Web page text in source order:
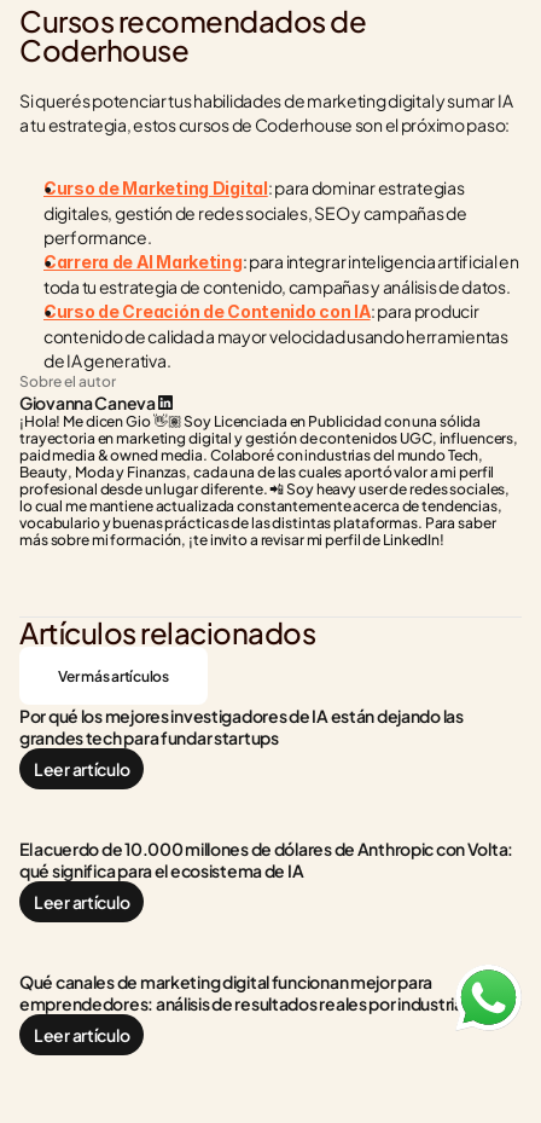
Cursos recomendados de
Coderhouse
Si querés potenciar tus habilidades de marketing digital y sumar IA
a tu estrategia, estos cursos de Coderhouse son el próximo paso:
Curso de Marketing Digital: para dominar estrategias
digitales, gestión de redes sociales, SEO y campañas de
performance.
Carrera de AI Marketing: para integrar inteligencia artificial en
toda tu estrategia de contenido, campañas y análisis de datos.
Curso de Creación de Contenido con IA: para producir
contenido de calidad a mayor velocidad usando herramientas
de IA generativa.
Sobre el autor
Giovanna Caneva
¡Hola! Me dicen Gio 👋🏽 Soy Licenciada en Publicidad con una sólida
trayectoria en marketing digital y gestión de contenidos UGC, influencers,
paid media & owned media. Colaboré con industrias del mundo Tech,
Beauty, Moda y Finanzas, cada una de las cuales aportó valor a mi perfil
profesional desde un lugar diferente. 📲 Soy heavy user de redes sociales,
lo cual me mantiene actualizada constantemente acerca de tendencias,
vocabulario y buenas prácticas de las distintas plataformas. Para saber
más sobre mi formación, ¡te invito a revisar mi perfil de LinkedIn!
Artículos relacionados
Ver más artículos
Por qué los mejores investigadores de IA están dejando las
grandes tech para fundar startups
Leer artículo
El acuerdo de 10.000 millones de dólares de Anthropic con Volta:
qué significa para el ecosistema de IA
Leer artículo
Qué canales de marketing digital funcionan mejor para
emprendedores: análisis de resultados reales por industria
Leer artículo